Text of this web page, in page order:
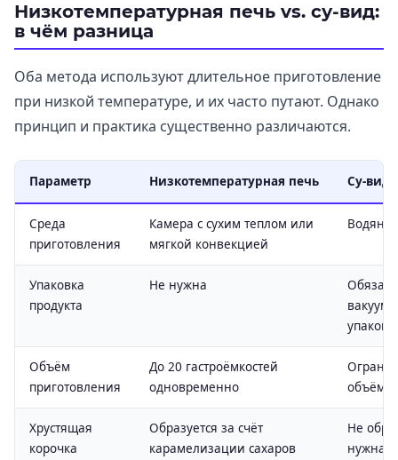
Низкотемпературная печь vs. су-вид:
в чём разница
Оба метода используют длительное приготовление
при низкой температуре, и их часто путают. Однако
принцип и практика существенно различаются.
Параметр Низкотемпературная печь Су-вид
Среда
приготовления
Камера с сухим теплом или
мягкой конвекцией
Упаковка
продукта
Не нужна
Объём
приготовления
До 20 гастроёмкостей
одновременно
Хрустящая
корочка
Образуется за счёт
карамелизации сахаров
Не
нужна